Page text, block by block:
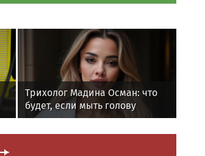
Трихолог Мадина Осман: что
будет, если мыть голову
ежедневно